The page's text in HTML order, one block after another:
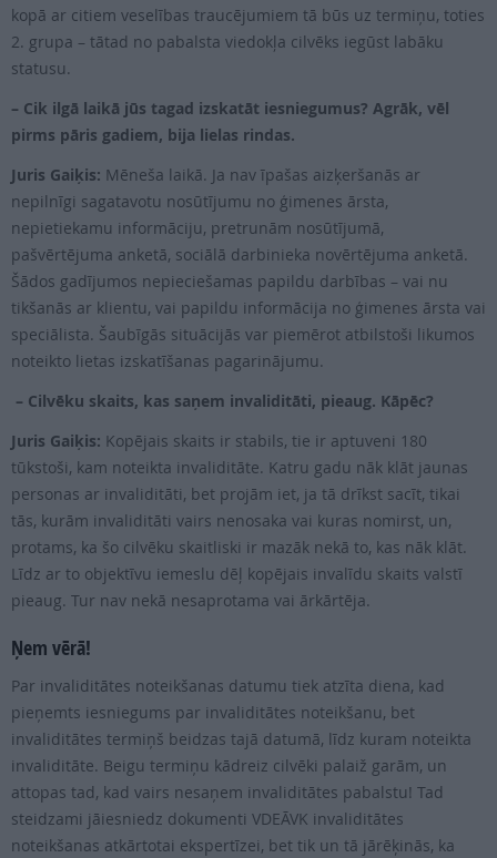
kopā ar citiem veselības traucējumiem tā būs uz termiņu, toties
2. grupa – tātad no pabalsta viedokļa cilvēks iegūst labāku
statusu.
– Cik ilgā laikā jūs tagad izskatāt iesniegumus? Agrāk, vēl
pirms pāris gadiem, bija lielas rindas.
Juris Gaiķis: Mēneša laikā. Ja nav īpašas aizķeršanās ar
nepilnīgi sagatavotu nosūtījumu no ģimenes ārsta,
nepietiekamu informāciju, pretrunām nosūtījumā,
pašvērtējuma anketā, sociālā darbinieka novērtējuma anketā.
Šādos gadījumos nepieciešamas papildu darbības – vai nu
tikšanās ar klientu, vai papildu informācija no ģimenes ārsta vai
speciālista. Šaubīgās situācijās var piemērot atbilstoši likumos
noteikto lietas izskatīšanas pagarinājumu.
– Cilvēku skaits, kas saņem invaliditāti, pieaug. Kāpēc?
Juris Gaiķis: Kopējais skaits ir stabils, tie ir aptuveni 180
tūkstoši, kam noteikta invaliditāte. Katru gadu nāk klāt jaunas
personas ar invaliditāti, bet projām iet, ja tā drīkst sacīt, tikai
tās, kurām invaliditāti vairs nenosaka vai kuras nomirst, un,
protams, ka šo cilvēku skaitliski ir mazāk nekā to, kas nāk klāt.
Līdz ar to objektīvu iemeslu dēļ kopējais invalīdu skaits valstī
pieaug. Tur nav nekā nesaprotama vai ārkārtēja.
Ņem vērā!
Par invaliditātes noteikšanas datumu tiek atzīta diena, kad
pieņemts iesniegums par invaliditātes noteikšanu, bet
invaliditātes termiņš beidzas tajā datumā, līdz kuram noteikta
invaliditāte. Beigu termiņu kādreiz cilvēki palaiž garām, un
attopas tad, kad vairs nesaņem invaliditātes pabalstu! Tad
steidzami jāiesniedz dokumenti VDEĀVK invaliditātes
noteikšanas atkārtotai ekspertīzei, bet tik un tā jārēķinās, ka